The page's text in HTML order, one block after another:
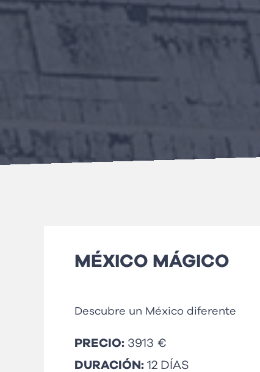
MÉXICO MÁGICO
Descubre un México diferente
PRECIO: 3913 €
DURACIÓN: 12 DÍAS